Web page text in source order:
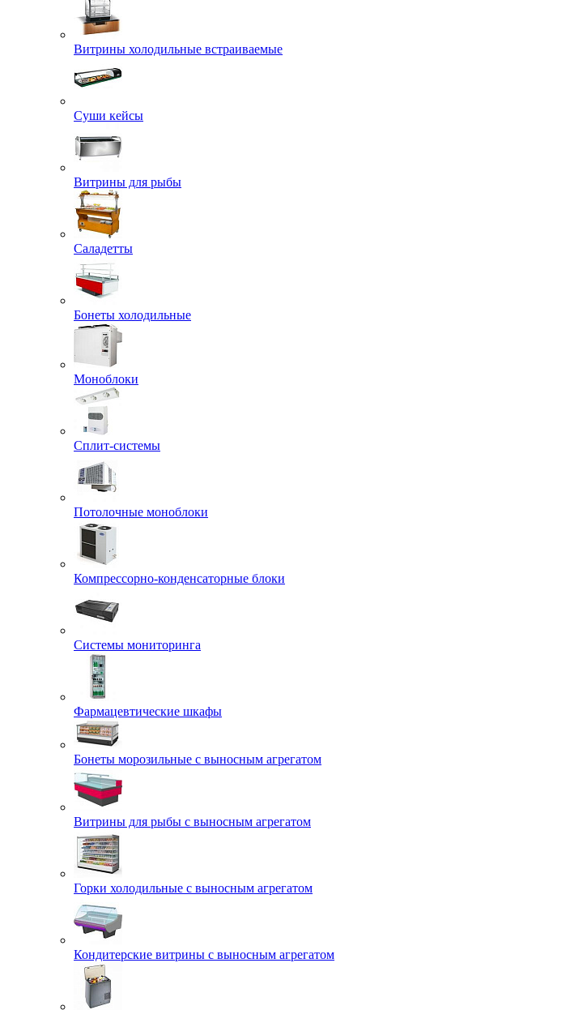
Витрины холодильные встраиваемые
Суши кейсы
Витрины для рыбы
Саладетты
Бонеты холодильные
Моноблоки
Сплит-системы
Потолочные моноблоки
Компрессорно-конденсаторные блоки
Системы мониторинга
Фармацевтические шкафы
Бонеты морозильные с выносным агрегатом
Витрины для рыбы с выносным агрегатом
Горки холодильные с выносным агрегатом
Кондитерские витрины с выносным агрегатом